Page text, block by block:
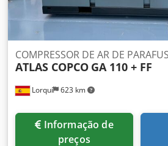
Lorquí 623 km
COMPRESSOR DE AR DE
ATLAS COPCO GA 110 + FF
preços